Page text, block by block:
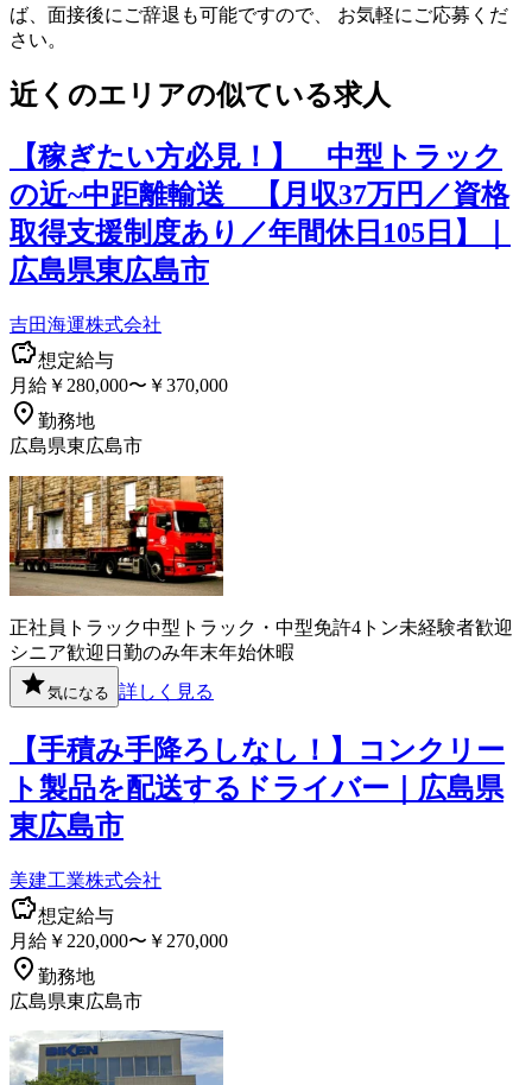
ば、面接後にご辞退も可能ですので、 お気軽にご応募くだ
さい。
近くのエリアの似ている求人
【稼ぎたい方必見！】 中型トラック
の近~中距離輸送 【月収37万円／資格
取得支援制度あり／年間休日105日】｜
広島県東広島市
吉田海運株式会社
想定給与
月給￥280,000〜￥370,000
勤務地
広島県東広島市
正社員 トラック中型トラック・中型免許4トン未経験者歓迎
シニア歓迎 日勤のみ年末年始休暇
気になる 詳しく見る
【手積み手降ろしなし！】コンクリー
ト製品を配送するドライバー｜広島県
東広島市
美建工業株式会社
想定給与
月給￥220,000〜￥270,000
勤務地
広島県東広島市